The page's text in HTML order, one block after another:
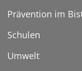
Prävention im
Schulen
Umwelt